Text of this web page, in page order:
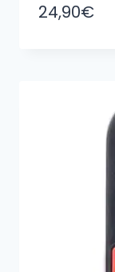
24,90€